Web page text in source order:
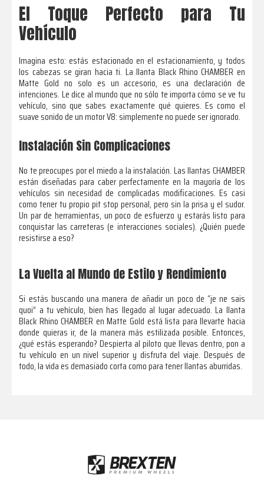
El Toque Perfecto para Tu
Vehículo
Imagina esto: estás estacionado en el estacionamiento, y todos
los cabezas se giran hacia ti. La llanta Black Rhino CHAMBER en
Matte Gold no solo es un accesorio, es una declaración de
intenciones. Le dice al mundo que no sólo te importa cómo se ve tu
vehículo, sino que sabes exactamente qué quieres. Es como el
suave sonido de un motor V8: simplemente no puede ser ignorado.
Instalación Sin Complicaciones
No te preocupes por el miedo a la instalación. Las llantas CHAMBER
están diseñadas para caber perfectamente en la mayoría de los
vehículos sin necesidad de complicadas modificaciones. Es casi
como tener tu propio pit stop personal, pero sin la prisa y el sudor.
Un par de herramientas, un poco de esfuerzo y estarás listo para
conquistar las carreteras (e interacciones sociales). ¿Quién puede
resistirse a eso?
La Vuelta al Mundo de Estilo y Rendimiento
Si estás buscando una manera de añadir un poco de “je ne sais
quoi” a tu vehículo, bien has llegado al lugar adecuado. La llanta
Black Rhino CHAMBER en Matte Gold está lista para llevarte hacia
donde quieras ir, de la manera más estilizada posible. Entonces,
¿qué estás esperando? Despierta al piloto que llevas dentro, pon a
tu vehículo en un nivel superior y disfruta del viaje. Después de
todo, la vida es demasiado corta como para tener llantas aburridas.